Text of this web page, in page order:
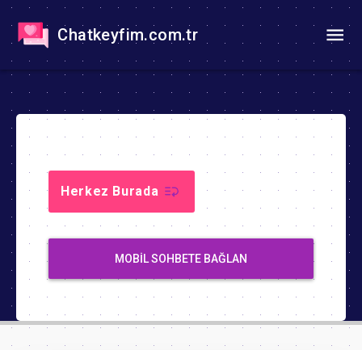
Chatkeyfim.com.tr
Herkez Burada
MOBIL SOHBETE BAĞLAN